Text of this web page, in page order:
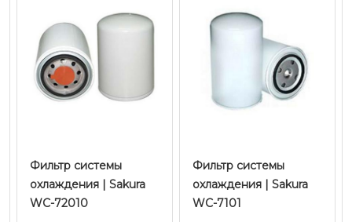
Фильтр системы
охлаждения | Sakura
WC-72010
Фильтр системы
охлаждения | Sakura
WC-7101